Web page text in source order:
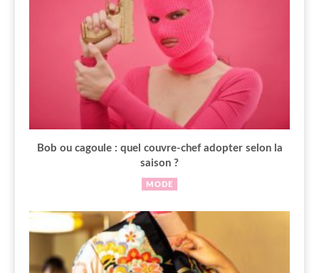
Bob ou cagoule : quel couvre-chef adopter selon la
saison ?
MODE